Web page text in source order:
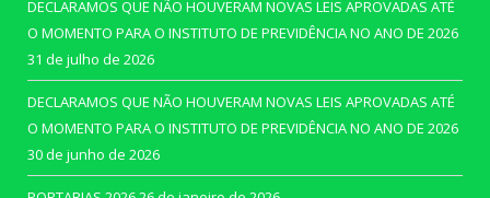
DECLARAMOS QUE NÃO HOUVERAM NOVAS LEIS APROVADAS ATÉ
O MOMENTO PARA O INSTITUTO DE PREVIDÊNCIA NO ANO DE 2026
31 de julho de 2026
DECLARAMOS QUE NÃO HOUVERAM NOVAS LEIS APROVADAS ATÉ
O MOMENTO PARA O INSTITUTO DE PREVIDÊNCIA NO ANO DE 2026
30 de junho de 2026